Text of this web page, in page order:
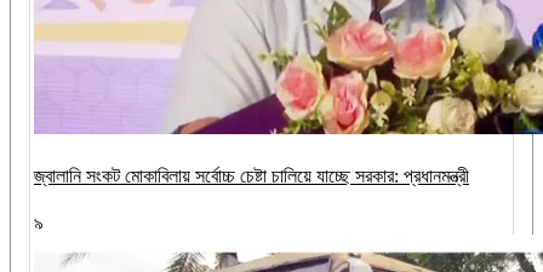
জ্বালানি সংকট মোকাবিলায় সর্বোচ্চ চেষ্টা চালিয়ে যাচ্ছে সরকার: প্রধানমন্ত্রী
৯